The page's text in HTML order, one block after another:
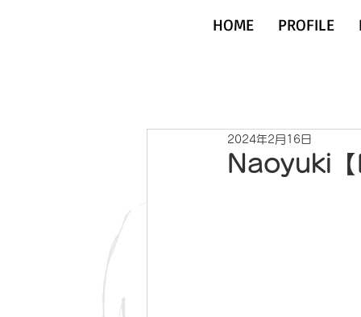
HOME PROFILE
Naoyuki
2024年2月16日